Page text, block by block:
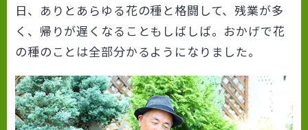
日、ありとあらゆる花の種と格闘して、残業が多
く、帰りが遅くなることもしばしば。おかげで花
の種のことは全部分かるようになりました。